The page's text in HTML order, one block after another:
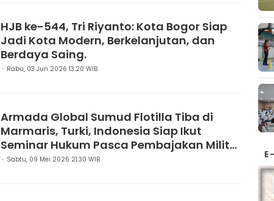
HJB ke-544, Tri Riyanto: Kota Bogor Siap
Jadi Kota Modern, Berkelanjutan, dan
Berdaya Saing.
Rabu, 03 Jun 2026 13:20 WIB
Armada Global Sumud Flotilla Tiba di
Marmaris, Turki, Indonesia Siap Ikut
Seminar Hukum Pasca Pembajakan Militer
Israel
Sabtu, 09 Mei 2026 21:30 WIB